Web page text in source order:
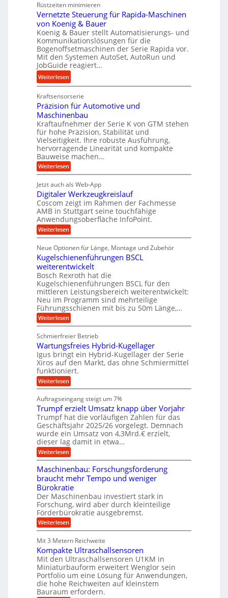
g
e
K
u
g
e
l
g
e
d
e
t
r
i
e
e
f
ü
r
r
a
u
e
U
m
g
e
b
u
n
g
e
n
e
r
t
U
m
s
a
t
z
u
n
d
A
u
f
t
r
a
g
s
e
i
n
g
n
g
e
h
r
A
r
b
e
i
t
o
s
e
,
w
e
n
g
e
r
S
t
e
l
l
e
n
Rüstzeiten minimieren
Vernetzte Steuerung für Rapida-Maschinen
von Koenig & Bauer
Koenig & Bauer stellt Automatisierungs- und
Kommunikationslösungen für die
Bogenoffsetmaschinen der Serie Rapida vor.
Mit den Systemen AutoSet, AutoRun und
JobGuide reagiert…
Weiterlesen:
V
e
r
n
e
t
z
t
e
S
t
e
u
e
r
u
g
f
ü
r
R
a
p
i
d
a
-
M
a
s
c
h
i
n
e
n
v
o
K
o
e
n
i
g
&
B
a
u
e
r
Kraftsensorserie
Präzision für Automotive und
Maschinenbau
Kraftaufnehmer der Serie K von GTM stehen
für hohe Präzision, Stabilität und
Vielseitigkeit. Ihre robuste Ausführung,
hervorragende Linearität und kompakte
Bauweise machen…
Weiterlesen:
P
ä
z
i
s
i
o
n
f
r
A
u
t
o
m
o
t
i
v
e
n
d
M
a
s
c
h
i
e
n
b
a
u
Jetzt auch als Web-App
Digitaler Werkzeugkreislauf
Coscom zeigt im Rahmen der Fachmesse
AMB in Stuttgart seine touchfähige
Anwendungsoberfläche InfoPoint.
Weiterlesen:
D
g
i
t
a
l
e
r
W
e
r
k
z
e
u
g
k
r
e
i
s
a
u
f
Neue Optionen für Länge, Montage und Zubehör
Kugelschienenführungen BSCL
weiterentwickelt
Bosch Rexroth hat die
Kugelschienenführungen BSCL für den
mittleren Leistungsbereich weiterentwickelt:
Neu im Programm sind mehrteilige
Führungsschienen mit bis zu 50m Länge,…
Weiterlesen:
K
g
e
l
s
c
h
i
e
e
n
f
ü
h
r
u
n
g
e
n
B
S
C
L
w
e
i
t
e
e
n
t
w
i
c
k
Schmierfreier Betrieb
Wartungsfreies Hybrid-Kugellager
Igus bringt ein Hybrid-Kugellager der Serie
Xiros auf den Markt, das ohne Schmiermittel
funktioniert.
Weiterlesen:
W
r
t
u
n
g
s
f
r
e
e
s
H
y
b
r
i
d
-
u
g
e
l
l
a
g
e
Auftragseingang steigt um 7%
Trumpf erzielt Umsatz knapp über Vorjahr
Trumpf hat die vorläufigen Zahlen für das
Geschäftsjahr 2025/26 vorgelegt. Demnach
wurde ein Umsatz von 4,3Mrd.€ erzielt,
dieser lag damit in etwa…
Weiterlesen:
T
u
m
p
f
e
r
z
i
e
t
U
m
s
a
t
z
k
Maschinenbau: Forschungsförderung
braucht mehr Tempo und weniger
Bürokratie
Der Maschinenbau investiert stark in
Forschung, wird aber durch kleinteilige
Förderbürokratie ausgebremst.
Weiterlesen:
M
s
c
h
i
n
e
n
b
Mit 3 Metern Reichweite
Kompakte Ultraschallsensoren
Mit den Ultraschallsensoren U1KM in
Miniaturbauform erweitert Wenglor sein
Portfolio um eine Lösung für Anwendungen,
die hohe Reichweiten auf kleinstem
Bauraum erfordern.